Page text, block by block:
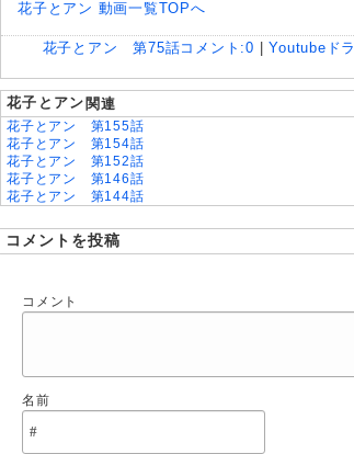
花子とアン 動画一覧TOPへ
花子とアン 第75話コメント:0 |Youtubeド
花子とアン 関連
花子とアン 第155話
花子とアン 第154話
花子とアン 第152話
花子とアン 第146話
花子とアン 第144話
花子とアン 第138話
花子とアン 第130話
花子とアン 第119話
花子とアン 第77話
花子とアン 第69話
コメントを投稿
コメント
名前